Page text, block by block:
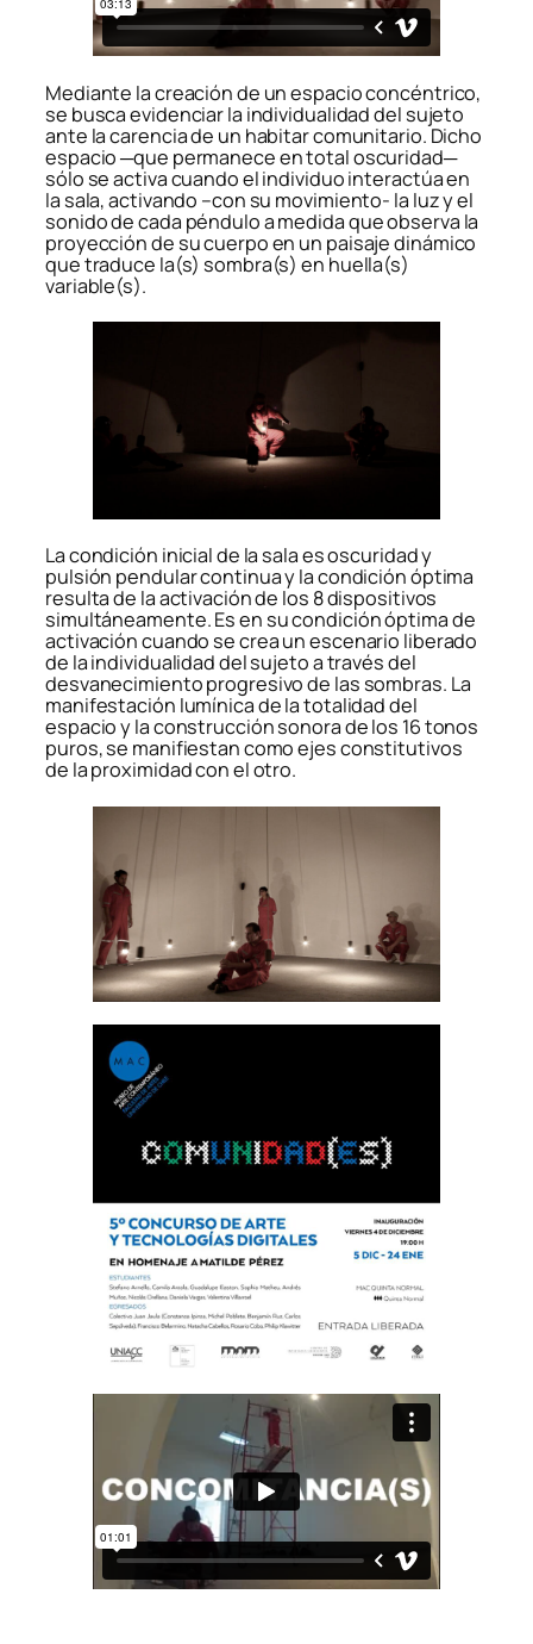
Mediante la creación de un espacio concéntrico,
se busca evidenciar la individualidad del sujeto
ante la carencia de un habitar comunitario. Dicho
espacio ─que permanece en total oscuridad─
sólo se activa cuando el individuo interactúa en
la sala, activando –con su movimiento- la luz y el
sonido de cada péndulo a medida que observa la
proyección de su cuerpo en un paisaje dinámico
que traduce la(s) sombra(s) en huella(s)
variable(s).
La condición inicial de la sala es oscuridad y
pulsión pendular continua y la condición óptima
resulta de la activación de los 8 dispositivos
simultáneamente. Es en su condición óptima de
activación cuando se crea un escenario liberado
de la individualidad del sujeto a través del
desvanecimiento progresivo de las sombras. La
manifestación lumínica de la totalidad del
espacio y la construcción sonora de los 16 tonos
puros, se manifiestan como ejes constitutivos
de la proximidad con el otro.